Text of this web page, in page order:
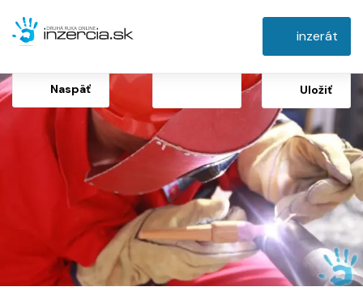
inzerát
Naspäť Uložiť